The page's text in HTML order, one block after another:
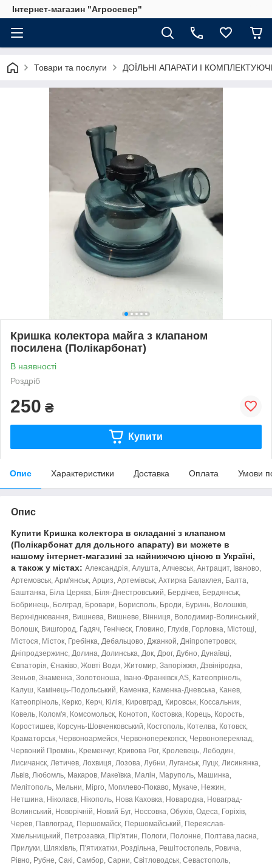
Інтернет-магазин "Агросевер"
Товари та послуги ДОЇЛЬНІ АПАРАТИ І КОМПЛЕКТУЮЧІ
Кришка колектора майга з клапаном
посилена (Полікарбонат)
В наявності
Роздріб
250 ₴
Купити
Опис Характеристики Доставка Оплата Умови
Опис
Купити Кришка колектора в складанні з клапаном
(Полікарбонат для дольного апарату) ви можете в
нашому інтернет-магазині за найнижчою ціною в Україні,
а також у містах: Александрія, Алушта, Алчевськ, Антрацит, Іваново,
Артемовськ, Арм'янськ, Арциз, Артемівськ, Ахтирка Балаклея, Балта,
Баштанка, Біла Церква, Біля-Днестровський, Бердічев, Бердянськ,
Бобринець, Болград, Бровари, Борисполь, Броди, Буринь, Волошків,
Верхніднювання, Вишнева, Вишневе, Вінниця, Володимир-Волинський,
Волошк, Вишгород, Ґадяч, Геніческ, Гловино, Глухів, Горловка, Містощі,
Містося, Місток, Гребінка, Дебальцово, Джанкой, Дніпропетровск,
Дніпродзержинс, Долина, Долинська, Док, Дрог, Дубно, Дунаївці,
Євпаторія, Єнаківо, Жовті Води, Житомир, Запоріжжя, Дзвініродка,
Зеньов, Знаменка, Золотоноша, Івано-Франківск,AS, Катеопріноль,
Калуш, Камінець-Подольський, Каменка, Каменка-Дневська, Канев,
Катеопріноль, Керко, Керч, Кілія, Кировград, Кировськ, Коссальник,
Ковель, Колом'я, Комсомольск, Конотоп, Костовка, Корець, Корость,
Коростишев, Корсунь-Шовченковський, Костополь, Котелва, Котовск,
Краматорськ, Червоноармейск, Червоноперекопск, Червонопереклад,
Червоний Промінь, Кременчуг, Кривова Рог, Кролевець, Лебодин,
Лисичанск, Летичев, Лохвиця, Лозова, Лубни, Луганськ, Луцк, Лисинянка,
Львів, Любомль, Макаров, Макеївка, Малін, Маруполь, Машинка,
Мелітополь, Мельни, Мірго, Могилево-Покаво, Мукаче, Нежин,
Нетшина, Ніколаєв, Нікополь, Нова Каховка, Новародка, Новаград-
Волинський, Новорічній, Новий Буг, Носсовка, Обухів, Одеса, Горіхів,
Черев, Павлоград, Першомайск, Першомайський, Переяслав-
Хмельницький, Петрозавка, Пір'ятин, Пологи, Полонне, Полтава,пасна,
Прилуки, Шляхівль, П'ятихатки, Роздільна, Решітостопель, Ровича,
Рівно, Рубне, Сакі, Самбор, Сарни, Світловодськ, Севастополь,